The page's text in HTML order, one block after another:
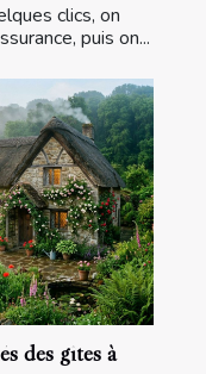
clics, on
puis on...
des gîtes à